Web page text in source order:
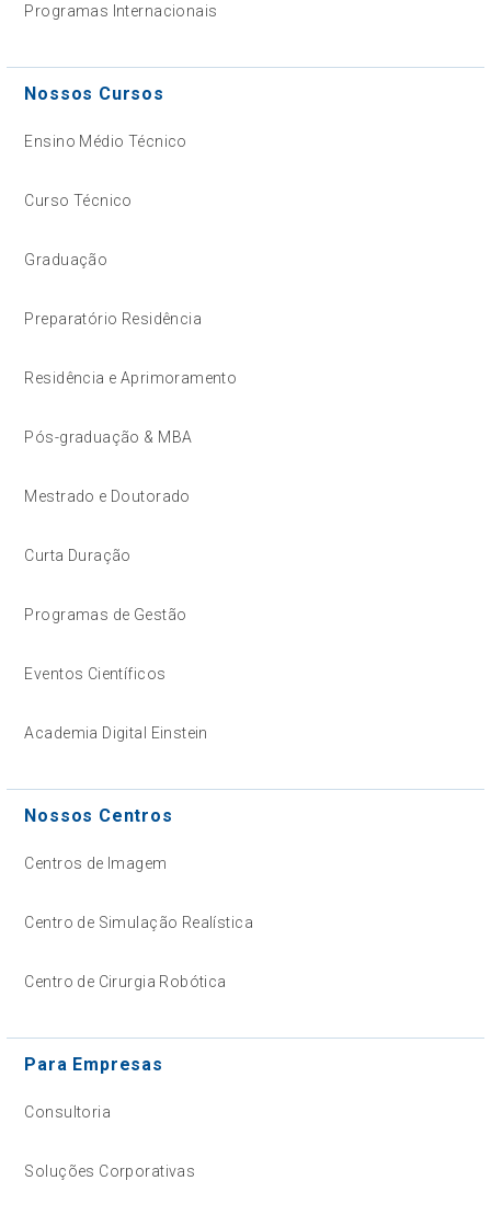
Programas Internacionais
Nossos Cursos
Ensino Médio Técnico
Curso Técnico
Graduação
Preparatório Residência
Residência e Aprimoramento
Pós-graduação & MBA
Mestrado e Doutorado
Curta Duração
Programas de Gestão
Eventos Científicos
Academia Digital Einstein
Nossos Centros
Centros de Imagem
Centro de Simulação Realística
Centro de Cirurgia Robótica
Para Empresas
Consultoria
Soluções Corporativas